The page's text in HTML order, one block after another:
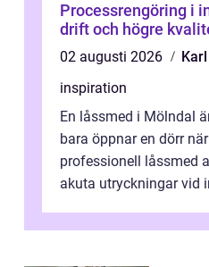
Processrengöring i
drift och högre
02 augusti 2026
inspiration
En låssmed i Mölndal
bara öppnar en dörr
professionell låssmed
akuta utryckningar vid